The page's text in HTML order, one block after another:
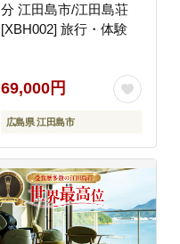
分 江田島市/江田島荘
[XBH002] 旅行・体験
69,000円
広島県 江田島市